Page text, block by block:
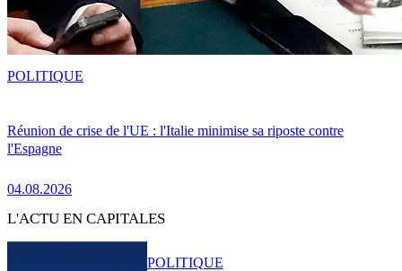
Réunion de crise de l'UE : l'Italie minimise sa riposte contre
l'Espagne
04.08.2026
POLITIQUE
L'ACTU EN CAPITALES
POLITIQUE